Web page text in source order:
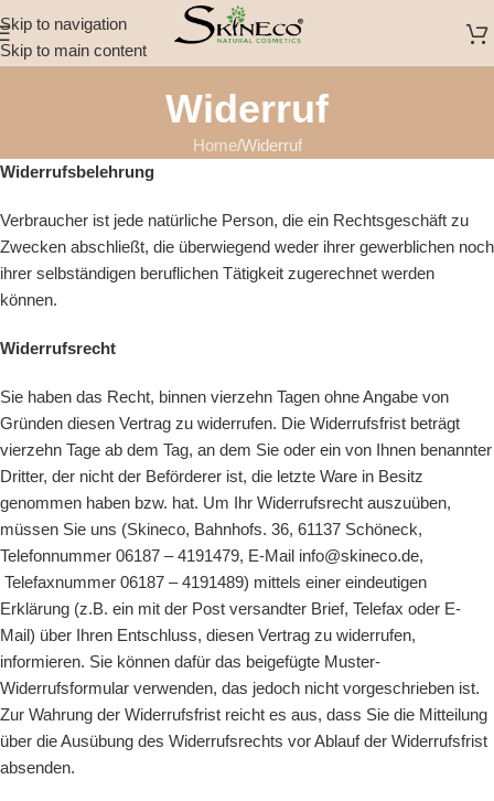
Skip to navigation
Skip to main content
Widerruf
Home Widerruf
Widerrufsbelehrung
Verbraucher ist jede natürliche Person, die ein Rechtsgeschäft zu
Zwecken abschließt, die überwiegend weder ihrer gewerblichen noch
ihrer selbständigen beruflichen Tätigkeit zugerechnet werden
können.
Widerrufsrecht
Sie haben das Recht, binnen vierzehn Tagen ohne Angabe von
Gründen diesen Vertrag zu widerrufen. Die Widerrufsfrist beträgt
vierzehn Tage ab dem Tag, an dem Sie oder ein von Ihnen benannter
Dritter, der nicht der Beförderer ist, die letzte Ware in Besitz
genommen haben bzw. hat. Um Ihr Widerrufsrecht auszuüben,
müssen Sie uns (Skineco, Bahnhofs. 36, 61137 Schöneck,
Telefonnummer 06187 – 4191479, E-Mail info@skineco.de,
Telefaxnummer 06187 – 4191489) mittels einer eindeutigen
Erklärung (z.B. ein mit der Post versandter Brief, Telefax oder E-
Mail) über Ihren Entschluss, diesen Vertrag zu widerrufen,
informieren. Sie können dafür das beigefügte Muster-
Widerrufsformular verwenden, das jedoch nicht vorgeschrieben ist.
Zur Wahrung der Widerrufsfrist reicht es aus, dass Sie die Mitteilung
über die Ausübung des Widerrufsrechts vor Ablauf der Widerrufsfrist
absenden.